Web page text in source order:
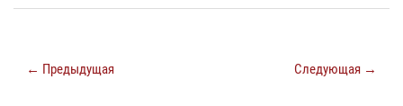
← Предыдущая Следующая →